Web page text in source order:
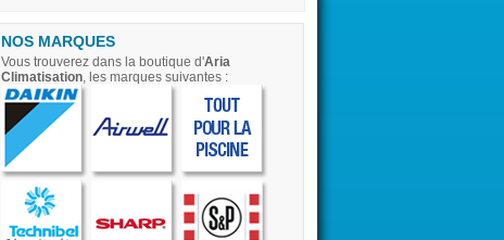
NOS MARQUES
Vous trouverez dans la boutique d'Aria
Climatisation, les marques suivantes :